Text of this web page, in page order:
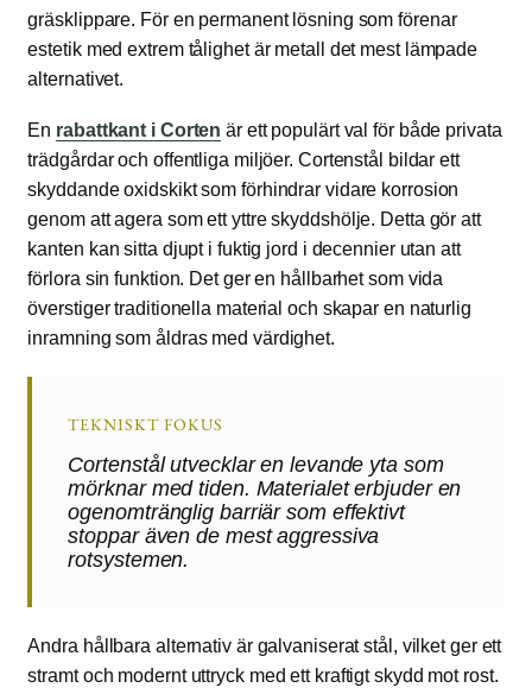
gräsklippare. För en permanent lösning som förenar
estetik med extrem tålighet är metall det mest lämpade
alternativet.
En rabattkant i Corten är ett populärt val för både privata
trädgårdar och offentliga miljöer. Cortenstål bildar ett
skyddande oxidskikt som förhindrar vidare korrosion
genom att agera som ett yttre skyddshölje. Detta gör att
kanten kan sitta djupt i fuktig jord i decennier utan att
förlora sin funktion. Det ger en hållbarhet som vida
överstiger traditionella material och skapar en naturlig
inramning som åldras med värdighet.
TEKNISKT FOKUS
Cortenstål utvecklar en levande yta som
mörknar med tiden. Materialet erbjuder en
ogenomtränglig barriär som effektivt
stoppar även de mest aggressiva
rotsystemen.
Andra hållbara alternativ är galvaniserat stål, vilket ger ett
stramt och modernt uttryck med ett kraftigt skydd mot rost.